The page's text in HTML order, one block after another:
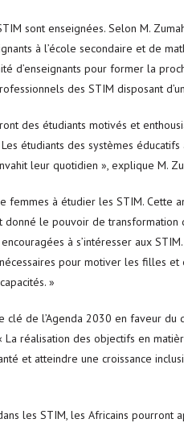
sont enseignées. Selon M.
à l’école secondaire et de
d’enseignants pour former la
des STIM disposant
des étudiants motivés et
étudiants des systèmes
leur quotidien », explique M.
femmes à étudier les STIM. Cette
donné le pouvoir de transformation
à s’intéresser aux
pour motiver les filles
»
de l’Agenda 2030 en faveur
réalisation des objectifs en
et atteindre une croissance
les STIM, les Africains pourront